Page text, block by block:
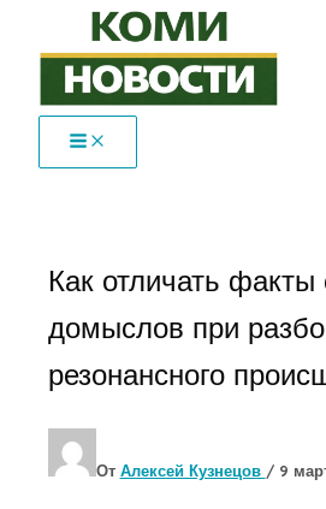
содержимому
Как отличать факты
домыслов при
резонансного
От Алексей Кузнецов / 9